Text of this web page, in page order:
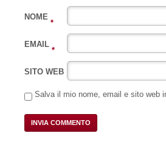
NOME
*
EMAIL
*
SITO WEB
Salva il mio nome, email e sito web